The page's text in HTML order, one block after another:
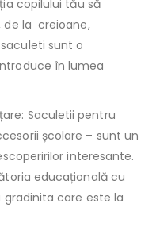
copilului tău să
de la creioane,
sunt o
în lumea
Saculetii pentru
școlare – sunt un
interesante.
educațională cu
care este la